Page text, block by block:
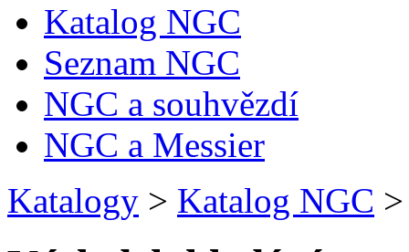
Katalog NGC
Seznam NGC
NGC a souhvězdí
NGC a Messier
Katalogy > Katalog NGC >